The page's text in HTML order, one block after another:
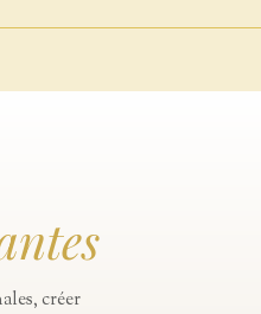
créer